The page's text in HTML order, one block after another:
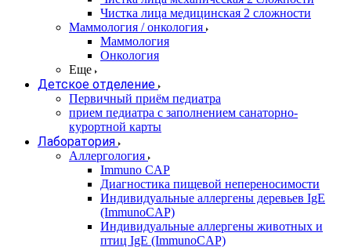
Чистка лица медицинская 2 сложности
Маммология / онкология
Маммология
Онкология
Еще
Детское отделение
Первичный приём педиатра
прием педиатра с заполнением санаторно-
курортной карты
Лаборатория
Аллергология
Immuno CAP
Диагностика пищевой непереносимости
Индивидуальные аллергены деревьев IgE
(ImmunoCAP)
Индивидуальные аллергены животных и
птиц IgE (ImmunoCAP)